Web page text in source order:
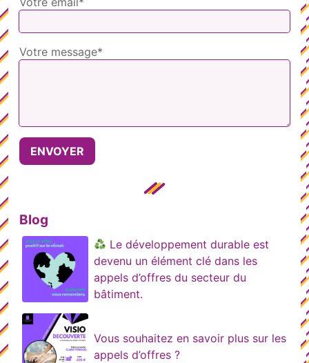
Votre message*
Blog
Le développement durable est
devenu un élément clé dans les
appels d’offres du secteur du
bâtiment.
Vous souhaitez en savoir plus sur les
appels d’offres ?